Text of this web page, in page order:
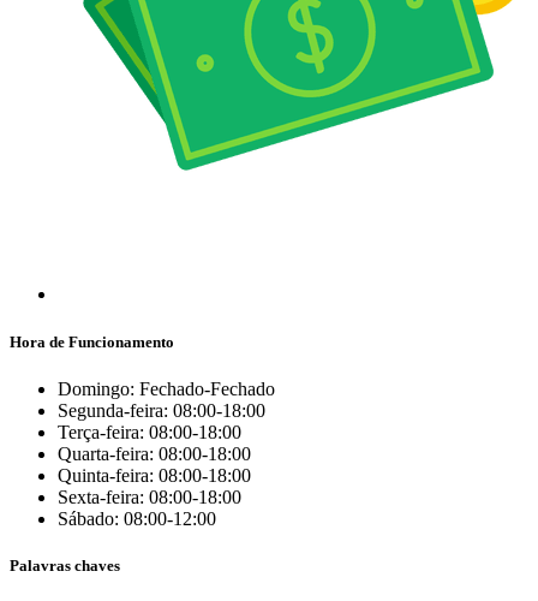
Hora de Funcionamento
Domingo: Fechado-Fechado
Segunda-feira: 08:00-18:00
Terça-feira: 08:00-18:00
Quarta-feira: 08:00-18:00
Quinta-feira: 08:00-18:00
Sexta-feira: 08:00-18:00
Sábado: 08:00-12:00
Palavras chaves